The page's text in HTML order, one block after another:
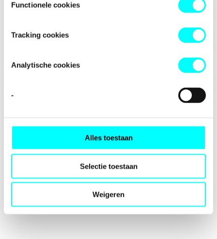
Functionele cookies
Tracking cookies
Analytische cookies
-
Alles toestaan
Selectie toestaan
Weigeren
-side exception has occurred while
browser consolefor